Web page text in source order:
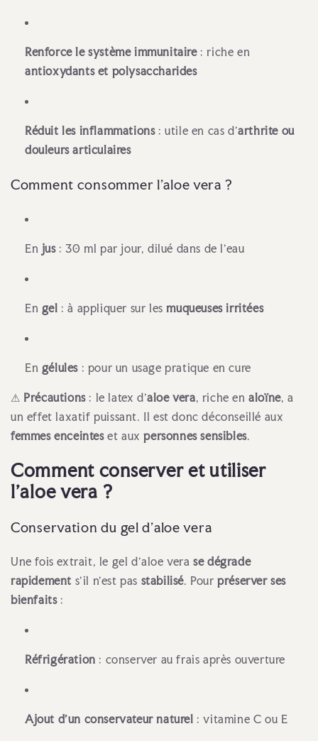
Renforce le système immunitaire: riche en
antioxydants et polysaccharides
Réduit les inflammations: utile en cas d’arthrite ou
douleurs articulaires
Comment consommer l'aloe vera ?
En jus: 30 ml par jour, dilué dans de l’eau
En gel : à appliquer sur lesmuqueuses irritées
En gélules : pour un usage pratique en cure
⚠ Précautions: le latex d’aloe vera, riche enaloïne, a
un effet laxatif puissant. Il est donc déconseillé aux
femmes enceinteset auxpersonnes sensibles.
Comment conserver et utiliser
l'aloe vera ?
Conservation du gel d’aloe vera
Une fois extrait, le gel d’aloe verase dégrade
rapidement s’il n’est pas stabilisé. Pourpréserver ses
bienfaits:
Réfrigération : conserver au frais après ouverture
Ajout d’un conservateur naturel : vitamine C ou E